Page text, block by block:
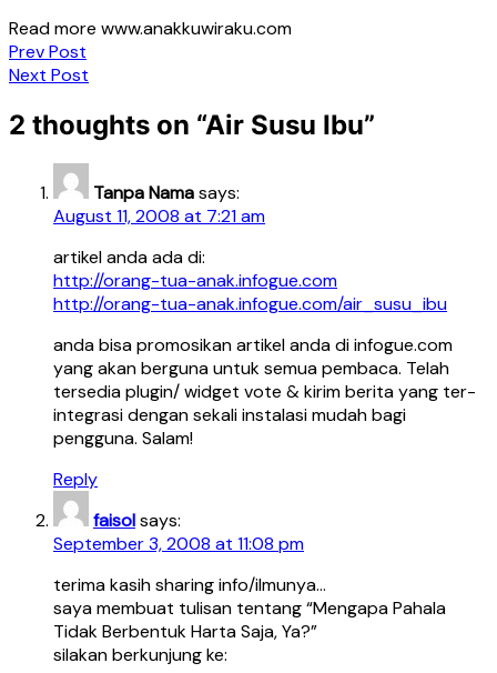
Read more www.anakkuwiraku.com
Post
navigation
Prev Post
Next Post
2 thoughts on “Air Susu Ibu”
Tanpa Namasays:
August 11, 2008 at 7:21 am
artikel anda ada di:
http://orang-tua-anak.infogue.com
http://orang-tua-anak.infogue.com/air_susu_ibu
anda bisa promosikan artikel anda di infogue.com
yang akan berguna untuk semua pembaca. Telah
tersedia plugin/ widget vote & kirim berita yang ter-
integrasi dengan sekali instalasi mudah bagi
pengguna. Salam!
Reply
faisolsays:
September 3, 2008 at 11:08 pm
terima kasih sharing info/ilmunya…
saya membuat tulisan tentang “Mengapa Pahala
Tidak Berbentuk Harta Saja, Ya?”
silakan berkunjung ke: